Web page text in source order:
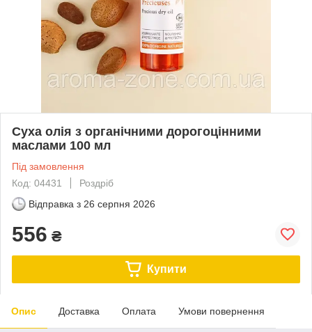
Суха олія з органічними дорогоцінними
маслами 100 мл
Під замовлення
Код: 04431
Роздріб
Відправка з 26 серпня 2026
556 ₴
Купити
Опис Доставка Оплата Умови повернення